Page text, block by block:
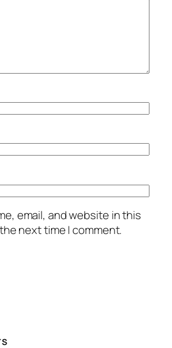
email, and website in this
next time I comment.